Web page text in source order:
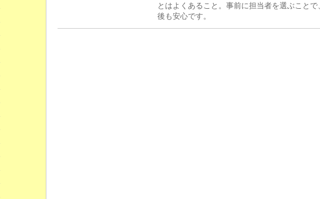
とはよくあること。事前に担当者を選ぶことで
後も安心です。